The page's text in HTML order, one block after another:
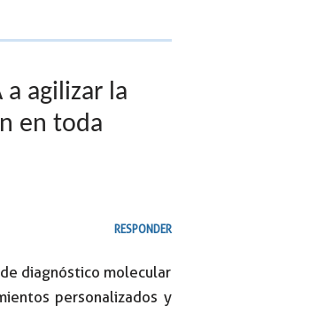
agilizar la
en toda
RESPONDER
diagnóstico molecular
personalizados y